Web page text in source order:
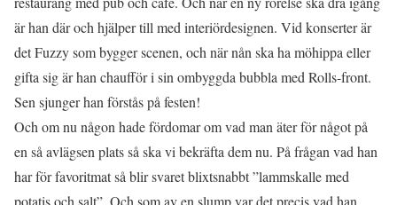
är han där och hjälper till med interiördesignen. Vid konserter är
det Fuzzy som bygger scenen, och när nån ska ha möhippa eller
gifta sig är han chaufför i sin ombyggda bubbla med Rolls-front.
Sen sjunger han förstås på festen!
Och om nu någon hade fördomar om vad man äter för något på
en så avlägsen plats så ska vi bekräfta dem nu. På frågan vad han
har för favoritmat så blir svaret blixtsnabbt ”lammskalle med
potatis och salt”. Och som av en slump var det precis vad han